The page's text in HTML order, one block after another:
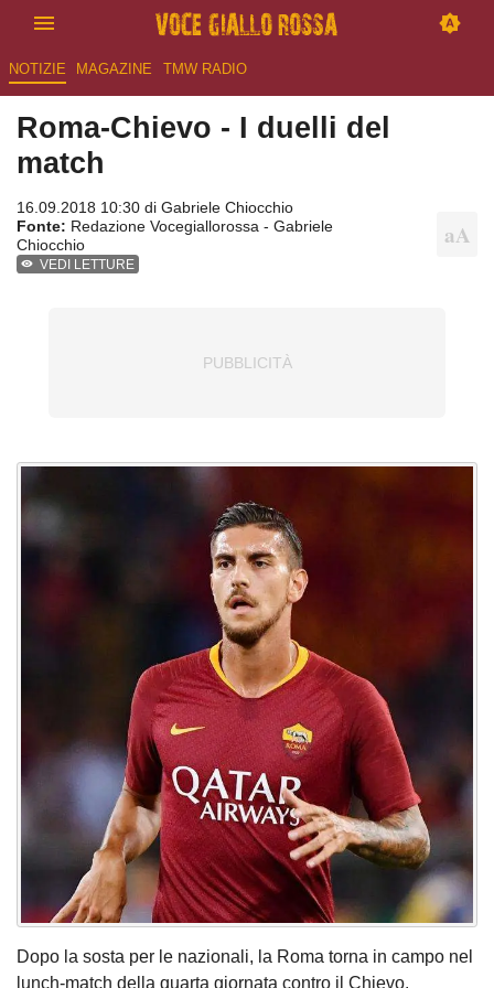
NOTIZIE MAGAZINE TMW RADIO
Roma-Chievo - I duelli del
match
16.09.2018 10:30 di Gabriele Chiocchio
Fonte: Redazione Vocegiallorossa - Gabriele
Chiocchio
VEDI LETTURE
Dopo la sosta per le nazionali, la Roma torna in campo nel
lunch-match della quarta giornata contro il Chievo.